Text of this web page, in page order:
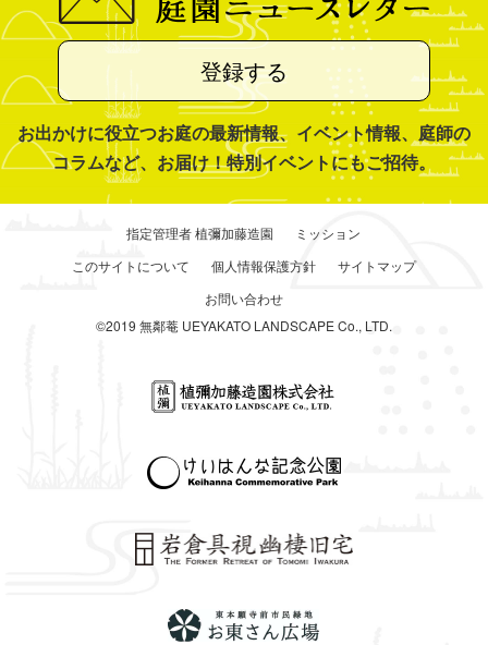
登録する
お出かけに役立つお庭の最新情報、イベント情報、庭師の
コラムなど、お届け！特別イベントにもご招待。
指定管理者 植彌加藤造園
ミッション
このサイトについて
個人情報保護方針
サイトマップ
お問い合わせ
©2019 無鄰菴 UEYAKATO LANDSCAPE Co., LTD.